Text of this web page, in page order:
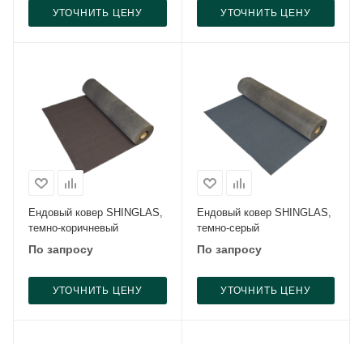
УТОЧНИТЬ ЦЕНУ УТОЧНИТЬ ЦЕНУ
Ендовый ковер SHINGLAS,
темно-коричневый
По запросу
УТОЧНИТЬ ЦЕНУ
Ендовый ковер SHINGLAS,
темно-серый
По запросу
УТОЧНИТЬ ЦЕНУ